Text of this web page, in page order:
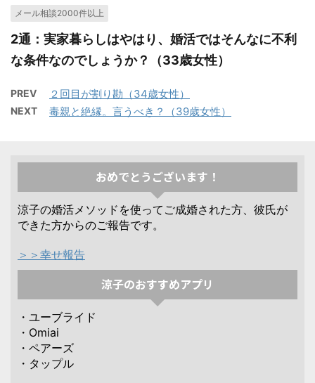
メール相談2000件以上
2通：実家暮らしはやはり、婚活ではそんなに不利
な条件なのでしょうか？（33歳女性）
PREV ２回目が割り勘（34歳女性）
NEXT 毒親と絶縁。言うべき？（39歳女性）
おめでとうございます！
涼子の婚活メソッドを使ってご成婚された方、彼氏が
できた方からのご報告です。
＞＞幸せ報告
涼子のおすすめアプリ
・ユーブライド
・Omiai
・ペアーズ
・タップル